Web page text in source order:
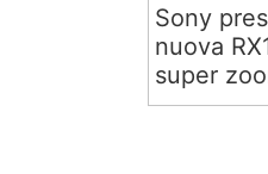
Sony
nuova
super